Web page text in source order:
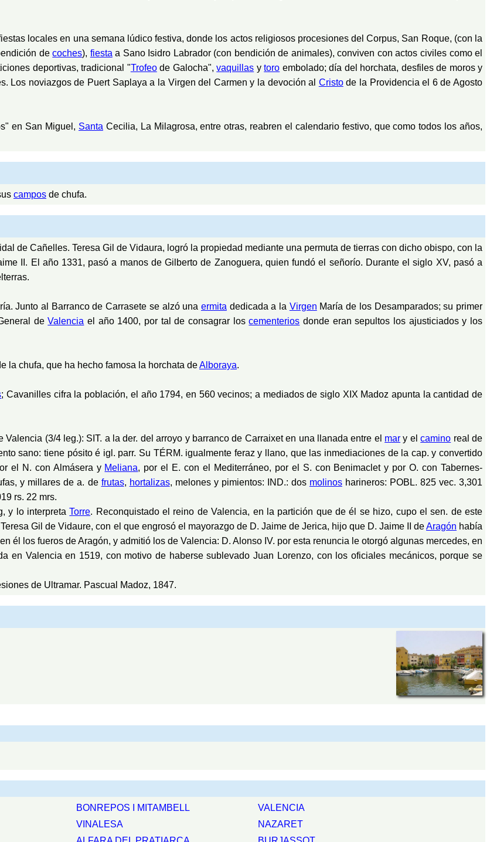
locales en una semana lúdico festiva, donde los actos religiosos procesiones del Corpus, San Roque, (con la
decoches), fiesta a Sano Isidro Labrador (con bendición de animales), conviven con actos civiles como el
deportivas, tradicional "Trofeode Galocha",vaquillas ytoro embolado; día del horchata, desfiles de moros y
Los noviazgos de Puert Saplaya a la Virgen del Carmen y la devoción al Cristode la Providencia el 6 de Agosto
en San Miguel, Santa Cecilia, La Milagrosa, entre otras, reabren el calendario festivo, que como todos los años,
campos de chufa.
de Cañelles. Teresa Gil de Vidaura, logró la propiedad mediante una permuta de tierras con dicho obispo, con la
II. El año 1331, pasó a manos de Gilberto de Zanoguera, quien fundó el señorío. Durante el siglo XV, pasó a
Junto al Barranco de Carrasete se alzó una ermita dedicada a la Virgen María de los Desamparados; su primer
deValencia el año 1400, por tal de consagrar loscementerios donde eran sepultos los ajusticiados y los
la chufa, que ha hecho famosa la horchata deAlboraya.
; Cavanilles cifra la población, el año 1794, en 560 vecinos; a mediados de siglo XIX Madoz apunta la cantidad de
(3/4 leg.): SIT. a la der. del arroyo y barranco de Carraixet en una llanada entre el mar y elcamino real de
sano: tiene pósito é igl. parr. Su TÉRM. igualmente feraz y llano, que las inmediaciones de la cap. y convertido
el N. con Almásera y Meliana, por el E. con el Mediterráneo, por el S. con Benimaclet y por O. con Tabernes-
y millares de a. de frutas, hortalizas, melones y pimientos: IND.: dos molinosharineros: POBL. 825 vec. 3,301
rs. 22 mrs.
y lo interpretaTorre. Reconquistado el reino de Valencia, en la partición que de él se hizo, cupo el sen. de este
Gil de Vidaure, con el que engrosó el mayorazgo de D. Jaime de Jerica, hijo que D. Jaime II deAragón había
él los fueros de Aragón, y admitió los de Valencia: D. Alonso IV. por esta renuncia le otorgó algunas mercedes, en
en Valencia en 1519, con motivo de haberse sublevado Juan Lorenzo, con los oficiales mecánicos, porque se
de Ultramar. Pascual Madoz, 1847.
BONREPOS I MITAMBELL
VALENCIA
VINALESA
NAZARET